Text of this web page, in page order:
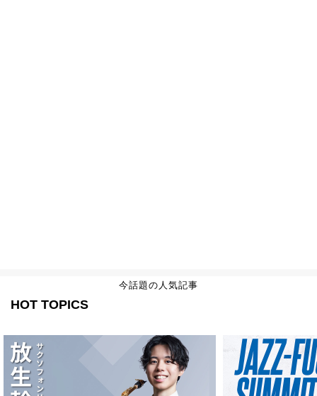
今話題の人気記事
HOT TOPICS